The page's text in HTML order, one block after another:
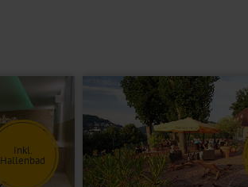
Inkl.
Hallenbad